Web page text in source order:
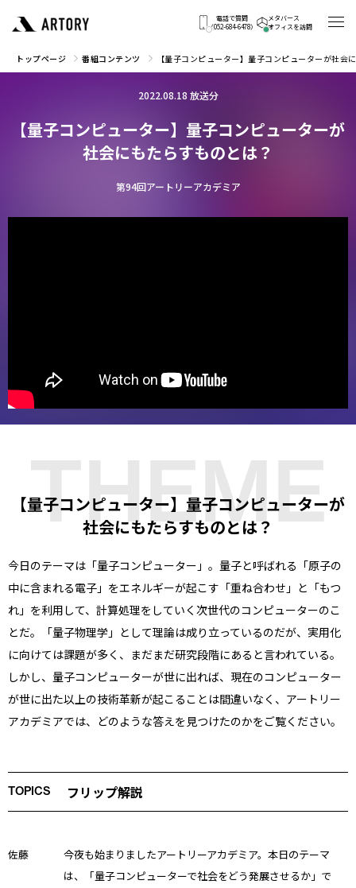
電話で質問
（052-684-6478）
メタバース
オフィスを訪問
トップページ 番組コンテンツ 【量子コンピューター】量子コンピューターが社会
2022.08.18 放送分
【量子コンピューター】量子コンピューターが
社会にもたらすものとは？
第94回アートリーアカデミア
THEME
【量子コンピューター】量子コンピューターが
社会にもたらすものとは？
今日のテーマは「量子コンピューター」。量子と呼ばれる「原子の
中に含まれる電子」をエネルギーが起こす「重ね合わせ」と「もつ
れ」を利用して、計算処理をしていく次世代のコンピューターのこ
とだ。「量子物理学」として理論は成り立っているのだが、実用化
に向けては課題が多く、まだまだ研究段階にあると言われている。
しかし、量子コンピューターが世に出れば、現在のコンピューター
が世に出た以上の技術革新が起こることは間違いなく、アートリー
アカデミアでは、どのような答えを見つけたのかをご覧ください。
TOPICS フリップ解説
佐藤
今夜も始まりましたアートリーアカデミア。本日のテーマ
は、「量子コンピューターで社会をどう発展させるか」で